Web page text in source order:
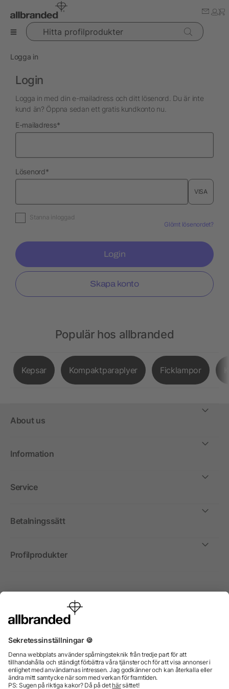
Hitta profilprodukter
Logga in
Login
Logga in med din e-mailadress och ditt lösenord. Du är inte
kund än? Öppna sedan ett gratis kundkonto nu.
E-mailadressnödvändig
*
Lösenordnödvändig
*
VISA
Stanna inloggad
Glömt lösenordet?
Login
Skapa konto
Populär hos allbranded
Kepsar Kompaktparaplyer Ficklampor
About us
Information
Service
Betalningssätt
Profilprodukter
Internationellt